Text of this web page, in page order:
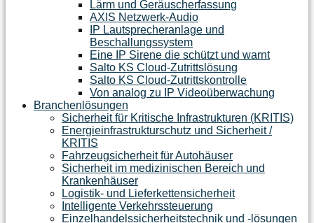
Lärm und Geräuscherfassung
AXIS Netzwerk-Audio
IP Lautsprecheranlage und
Beschallungssystem
Eine IP Sirene die schützt und warnt
Salto KS Cloud-Zutrittslösung
Salto KS Cloud-Zutrittskontrolle
Von analog zu IP Videoüberwachung
Branchenlösungen
Sicherheit für Kritische Infrastrukturen (KRITIS)
Energieinfrastrukturschutz und Sicherheit /
KRITIS
Fahrzeugsicherheit für Autohäuser
Sicherheit im medizinischen Bereich und
Krankenhäuser
Logistik- und Lieferkettensicherheit
Intelligente Verkehrssteuerung
Einzelhandelssicherheitstechnik und -lösungen